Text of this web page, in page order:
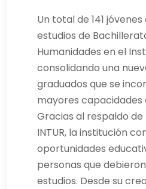
Un total de 141
estudios de
Humanidades en el
consolidando una
graduados que se
mayores capacidades
Gracias al respaldo de
INTUR, la institución
oportunidades
personas que
estudios. Desde su